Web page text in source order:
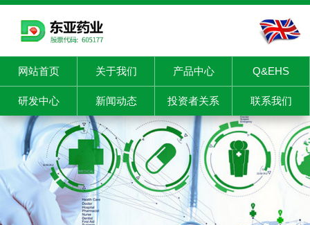
网站首页 关于我们 产品中心 Q&EHS
研发中心 新闻动态 投资者关系 联系我们